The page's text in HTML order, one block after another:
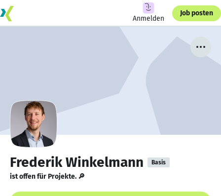
Anmelden
Job posten
Frederik Winkelmann Basis
ist offen für Projekte. 🔎